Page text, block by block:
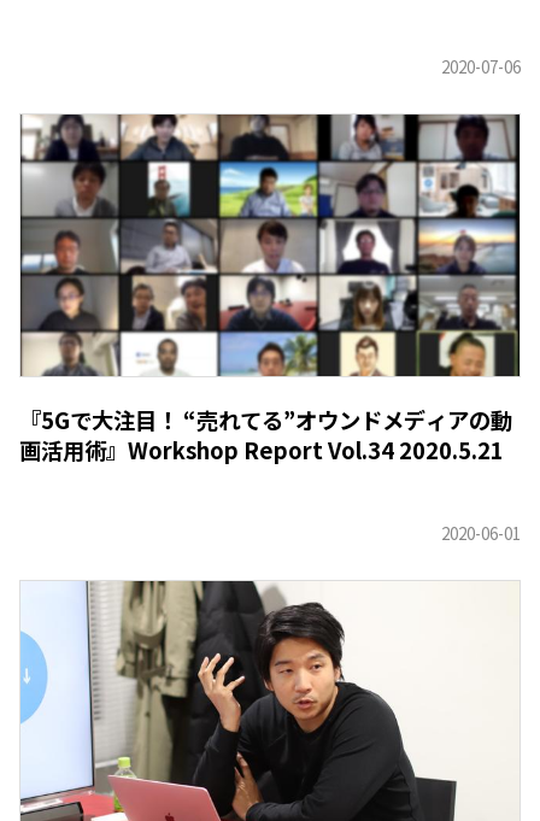
『5Gで大注目！ “売れてる”オウンドメディアの動
画活用術』Workshop Report Vol.34 2020.5.21